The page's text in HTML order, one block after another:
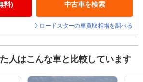
料) 中古車を検索
ロードスターの車買取相場を調べる
人はこんな車と比較しています